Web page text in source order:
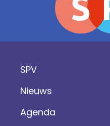
SPV
Nieuws
Agenda